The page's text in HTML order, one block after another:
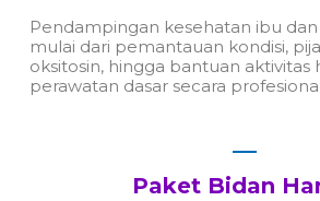
Pendampingan kesehatan ibu
mulai dari pemantauan kondisi,
oksitosin, hingga bantuan aktivitas
perawatan dasar secara
Paket Bidan